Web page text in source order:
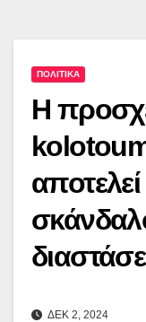
ΠΟΛΙΤΙΚΑ
Η
ΔΕΚ 2, 2024